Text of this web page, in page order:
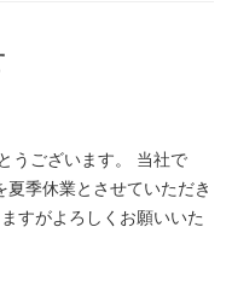
うございます。 当社で
季休業とさせていただき
すがよろしくお願いいた